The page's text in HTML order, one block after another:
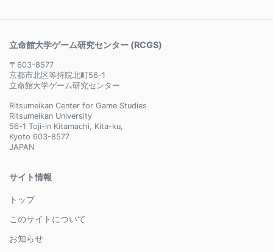
立命館大学ゲーム研究センター (RCGS)
〒603-8577
京都市北区等持院北町56-1
立命館大学ゲーム研究センター
Ritsumeikan Center for Game Studies
Ritsumeikan University
56-1 Toji-in Kitamachi, Kita-ku,
Kyoto 603-8577
JAPAN
サイト情報
トップ
このサイトについて
お知らせ